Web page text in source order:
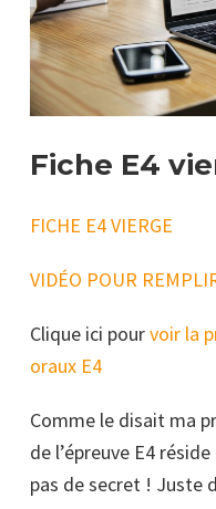
Fiche E4
FICHE E4 VIERGE
VIDÉO POUR
Clique ici pourvoir la
oraux E4
Comme le disait ma
de l’épreuve E4
pas de secret ! Juste